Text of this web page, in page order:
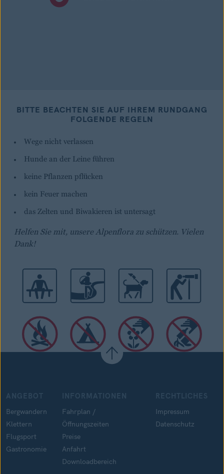
BITTE BEACHTEN SIE AUF IHREM RUNDGANG
FOLGENDE REGELN
Wege nicht verlassen
Hunde an der Leine führen
keine Pflanzen pflücken
kein Feuer machen
das Zelten und Biwakieren ist untersagt
Helfen Sie mit, unsere Alpenflora zu schützen. Vielen
Dank!
Bergwandern
Klettern
Flugsport
Gastronomie
Fahrplan /
Öffnungszeiten
Preise
Anfahrt
Downloadbereich
Impressum
Datenschutz